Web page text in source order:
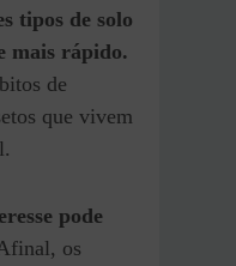
tipos de solo
mais rápido.
de
que vivem
pode
os